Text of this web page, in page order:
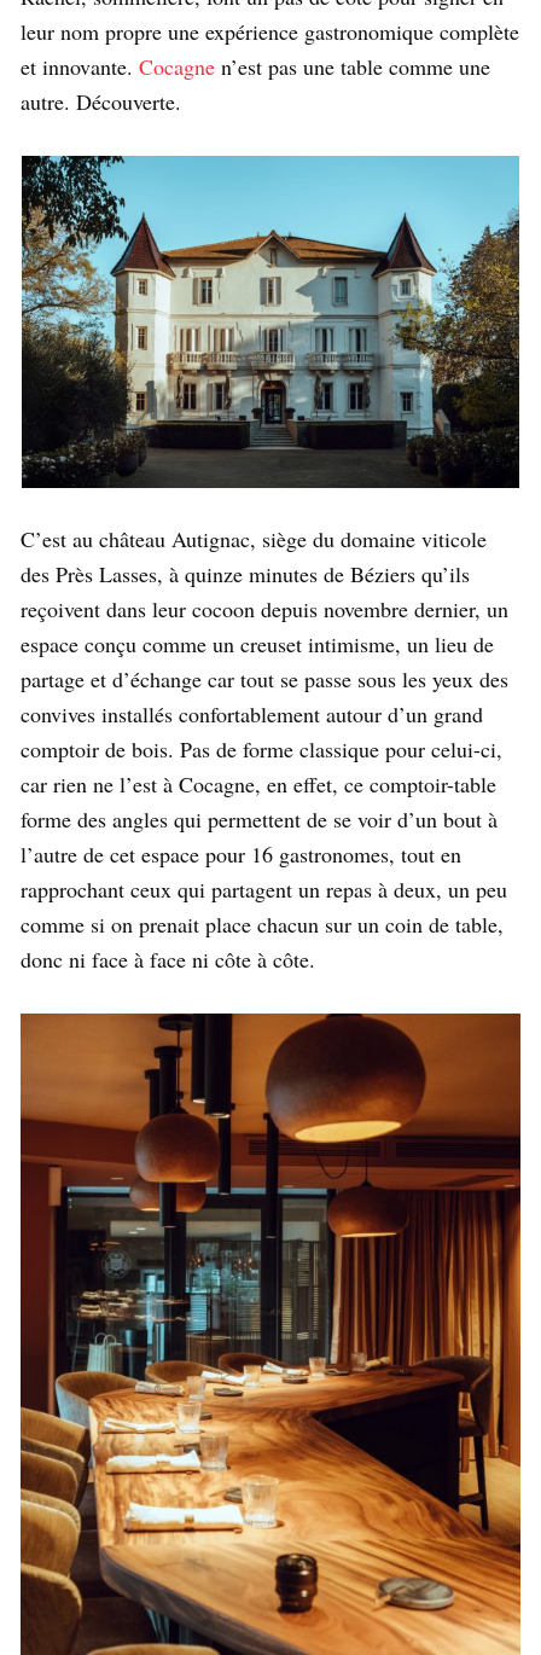
leur nom propre une expérience gastronomique complète
et innovante. Cocagne n’est pas une table comme une
autre. Découverte.
C’est au château Autignac, siège du domaine viticole
des Près Lasses, à quinze minutes de Béziers qu’ils
reçoivent dans leur cocoon depuis novembre dernier, un
espace conçu comme un creuset intimisme, un lieu de
partage et d’échange car tout se passe sous les yeux des
convives installés confortablement autour d’un grand
comptoir de bois. Pas de forme classique pour celui-ci,
car rien ne l’est à Cocagne, en effet, ce comptoir-table
forme des angles qui permettent de se voir d’un bout à
l’autre de cet espace pour 16 gastronomes, tout en
rapprochant ceux qui partagent un repas à deux, un peu
comme si on prenait place chacun sur un coin de table,
donc ni face à face ni côte à côte.